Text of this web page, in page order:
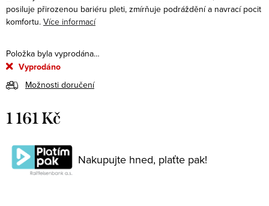
posiluje přirozenou bariéru pleti, zmírňuje podráždění a navrací pocit
komfortu. Více informací
Položka byla vyprodána…
Vyprodáno
Možnosti doručení
1 161 Kč
cena:
Nakupujte hned, plaťte pak!